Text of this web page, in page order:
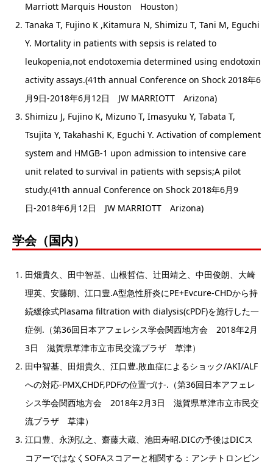
Marriott Marquis Houston Houston）
Tanaka T, Fujino K ,Kitamura N, Shimizu T, Tani M, Eguchi
Y. Mortality in patients with sepsis is related to
leukopenia,not endotoxemia determined using endotoxin
activity assays.(41th annual Conference on Shock 2018年6
月9日-2018年6月12日 JW MARRIOTT Arizona)
Shimizu J, Fujino K, Mizuno T, Imasyuku Y, Tabata T,
Tsujita Y, Takahashi K, Eguchi Y. Activation of complement
system and HMGB-1 upon admission to intensive care
unit related to survival in patients with sepsis;A pilot
study.(41th annual Conference on Shock 2018年6月9
日-2018年6月12日 JW MARRIOTT Arizona)
学会（国内）
田畑貴久、田中智基、山根哲信、辻田靖之、中田俊朗、大崎
理英、安藤朗、江口豊.A型急性肝炎にPE+Evcure-CHDから持
続緩徐式Plasama filtration with dialysis(cPDF)を施行した一
症例.（第36回日本アフェレシス学会関西地方会 2018年2月
3日 滋賀県草津市立市民交流プラザ 草津）
田中智基、田畑貴久、江口豊.敗血症によるショック/AKI/ALF
への対応-PMX,CHDF,PDFの位置づけ-.（第36回日本アフェレ
シス学会関西地方会 2018年2月3日 滋賀県草津市立市民交
流プラザ 草津）
江口豊、永渕弘之、齋藤大蔵、池田寿昭.DICの予後はDICス
コアーではなくSOFAスコアーと相関する：アンチトロンビン